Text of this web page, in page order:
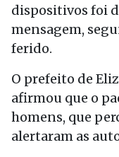
dispositivos foi
mensagem,
ferido.
O prefeito de
afirmou que o
homens, que
alertaram as